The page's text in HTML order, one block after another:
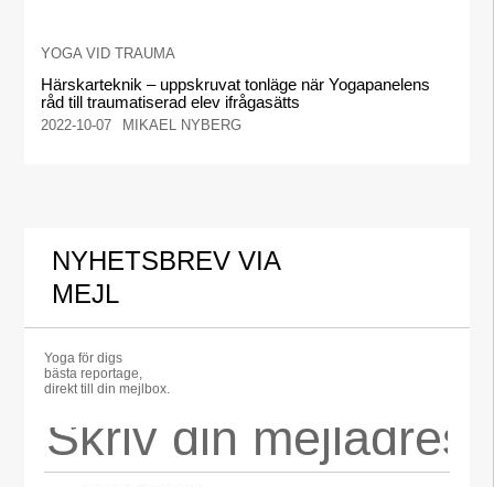
YOGA VID TRAUMA
Härskarteknik – uppskruvat tonläge när Yogapanelens
råd till traumatiserad elev ifrågasätts
2022-10-07 MIKAEL NYBERG
NYHETSBREV VIA
MEJL
Yoga för digs
bästa reportage,
direkt till din mejlbox.